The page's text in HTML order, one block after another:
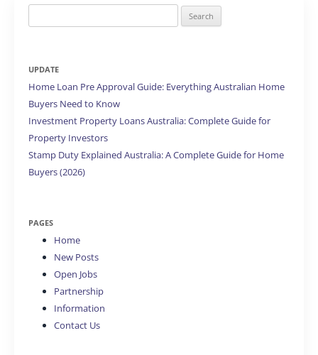
for:
UPDATE
Home Loan Pre Approval Guide: Everything Australian Home
Buyers Need to Know
Investment Property Loans Australia: Complete Guide for
Property Investors
Stamp Duty Explained Australia: A Complete Guide for Home
Buyers (2026)
PAGES
Home
New Posts
Open Jobs
Partnership
Information
Contact Us